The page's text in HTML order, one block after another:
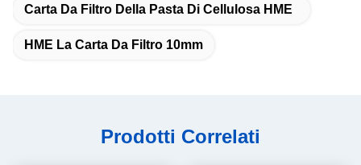
Carta Da Filtro Della Pasta Di Cellulosa HME
HME La Carta Da Filtro 10mm
Prodotti Correlati